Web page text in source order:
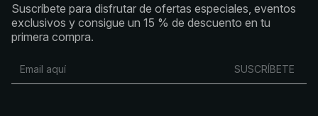
Suscríbete para disfrutar de ofertas especiales, eventos
exclusivos y consigue un 15 % de descuento en tu
primera compra.
SUSCRÍBETE